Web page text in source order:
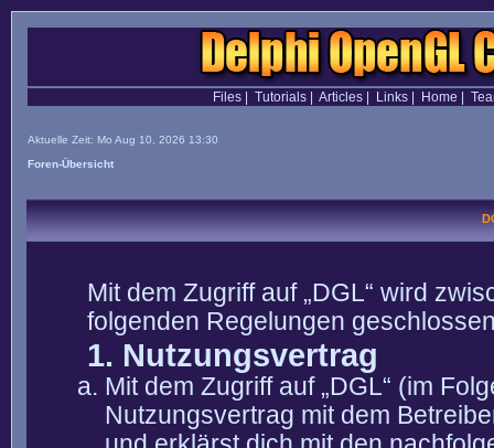
Files| Tutorials| Articles| Links| Home
Aktuelle Zeit: Mo Aug 10, 2026 13:30
Foren-Übersicht
Mit dem Zugriff auf „DGL“ wird
folgenden Regelungen
1. Nutzungsvertrag
Mit dem Zugriff auf „DGL“ (im
Nutzungsvertrag mit dem